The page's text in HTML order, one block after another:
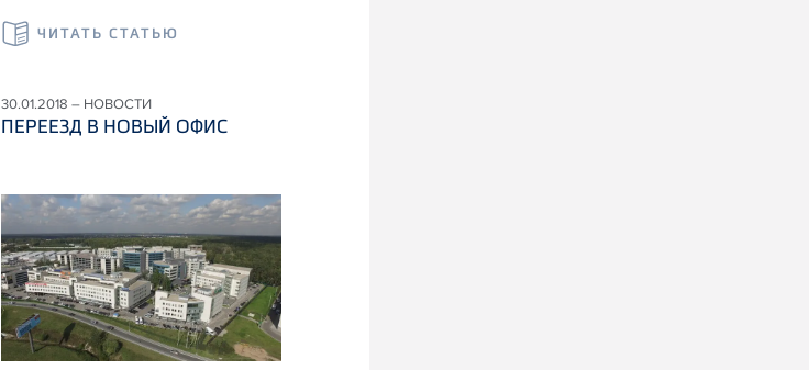
ЧИТАТЬ СТАТЬЮ
30.01.2018 – НОВОСТИ
ПЕРЕЕЗД В НОВЫЙ ОФИС